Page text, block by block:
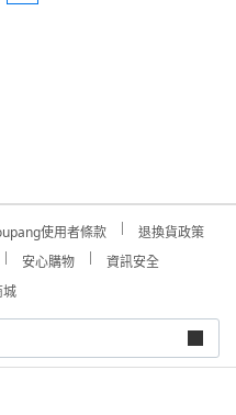
使用者條款
退換貨政策
安心購物
資訊安全
城